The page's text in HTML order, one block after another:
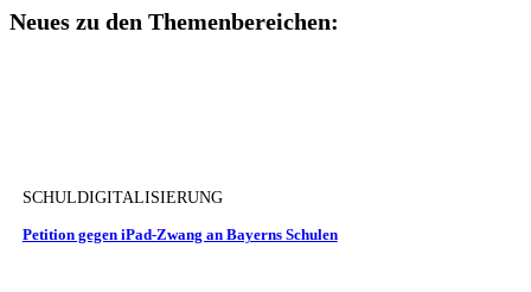
Neues zu den Themenbereichen:
SCHULDIGITALISIERUNG
Petition gegen iPad-Zwang an Bayerns Schulen